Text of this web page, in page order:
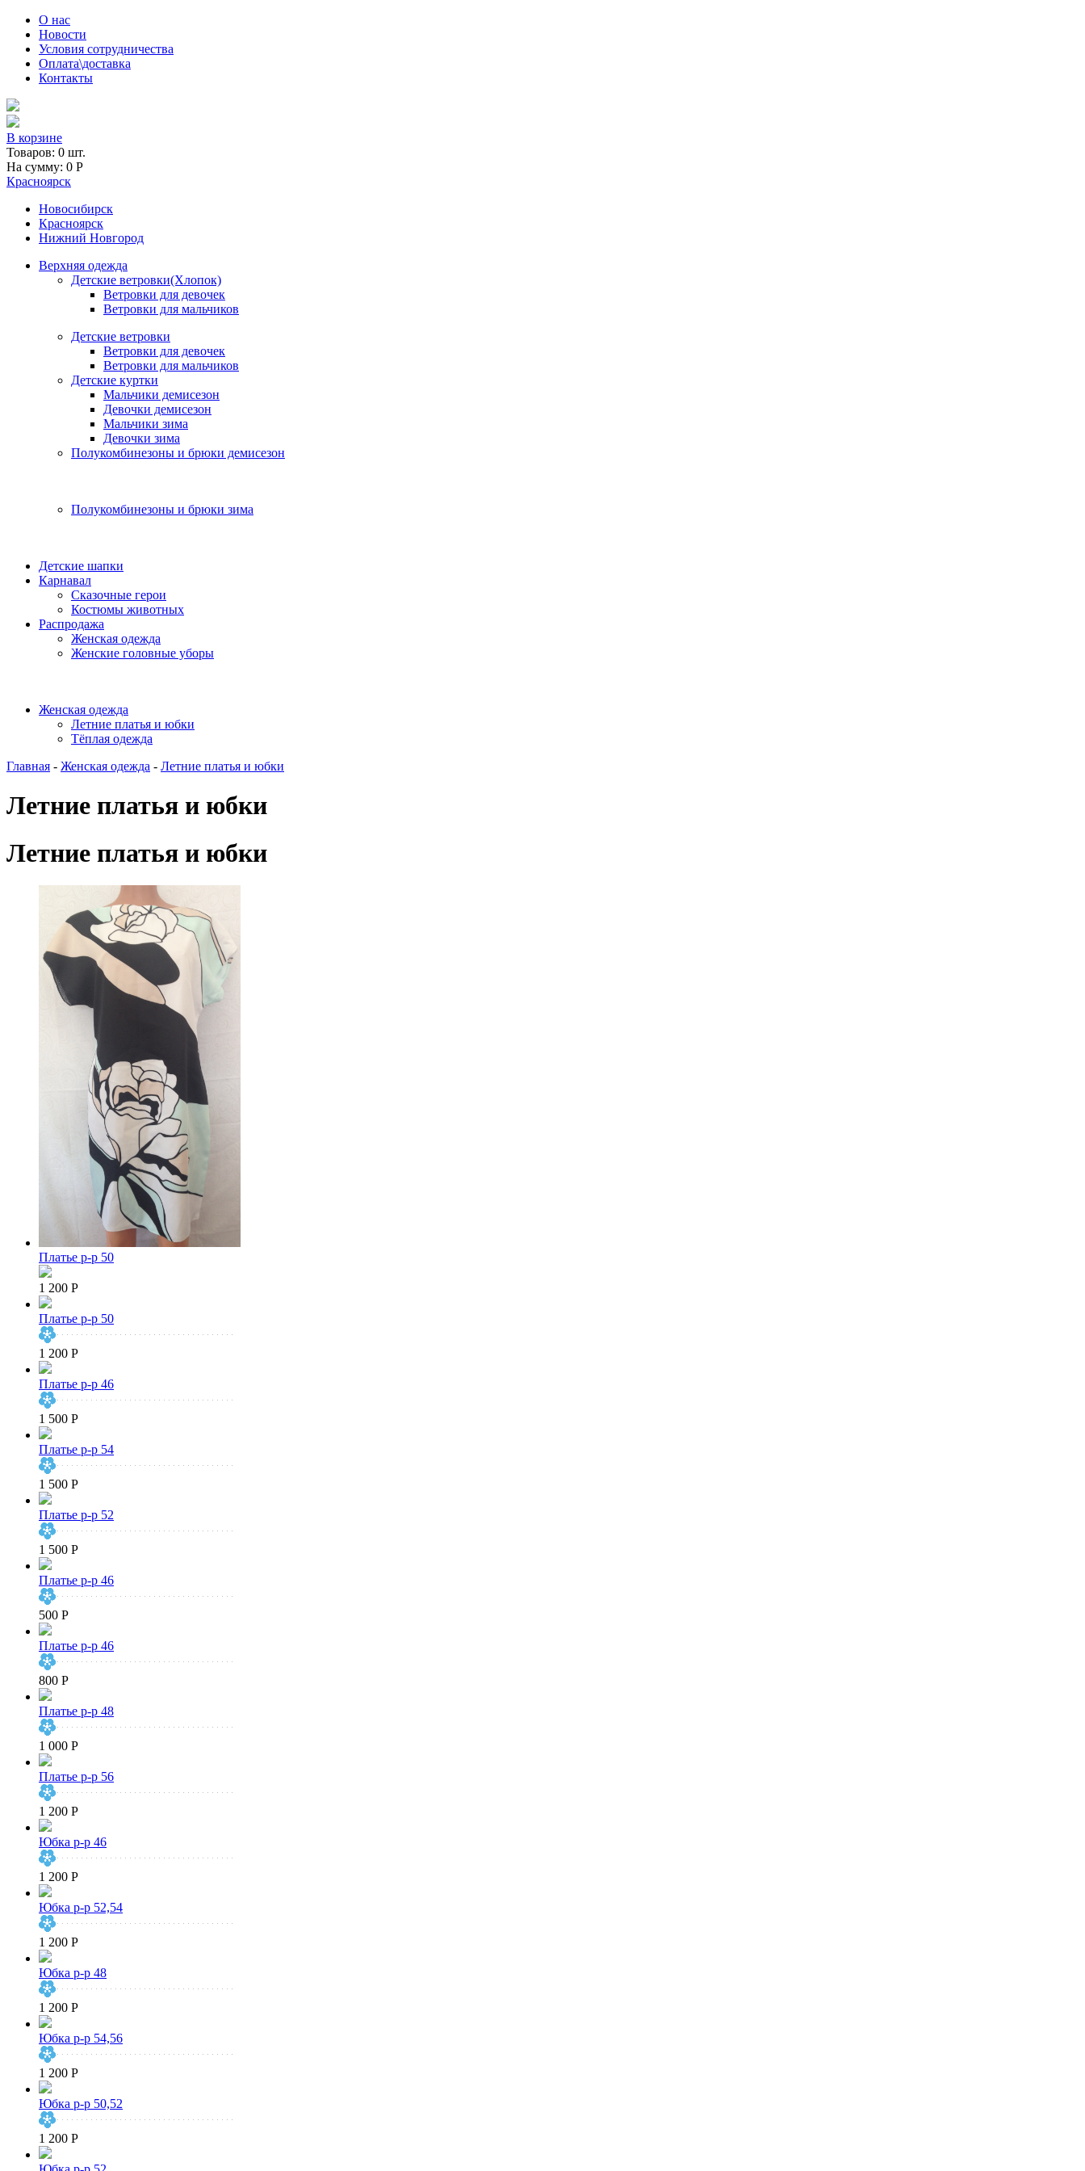
Skip to main content
О нас
Новости
Условия сотрудничества
Оплата\доставка
Контакты
В корзине
Товаров: 0 шт.
На сумму: 0 Р
Красноярск
Новосибирск
Красноярск
Нижний Новгород
Верхняя одежда
Детские ветровки(Хлопок)
Ветровки для девочек
Ветровки для мальчиков
Детские ветровки
Ветровки для девочек
Ветровки для мальчиков
Детские куртки
Мальчики демисезон
Девочки демисезон
Мальчики зима
Девочки зима
Полукомбинезоны и брюки демисезон
Полукомбинезоны и брюки зима
Детские шапки
Карнавал
Сказочные герои
Костюмы животных
Распродажа
Женская одежда
Женские головные уборы
Женская одежда
Летние платья и юбки
Тёплая одежда
Главная - Женская одежда - Летние платья и юбки
Летние платья и юбки
Летние платья и юбки
Платье р-р 50
1 200 Р
Платье р-р 50
1 200 Р
Платье р-р 46
1 500 Р
Платье р-р 54
1 500 Р
Платье р-р 52
1 500 Р
Платье р-р 46
500 Р
Платье р-р 46
800 Р
Платье р-р 48
1 000 Р
Платье р-р 56
1 200 Р
Юбка р-р 46
1 200 Р
Юбка р-р 52,54
1 200 Р
Юбка р-р 48
1 200 Р
Юбка р-р 54,56
1 200 Р
Юбка р-р 50,52
1 200 Р